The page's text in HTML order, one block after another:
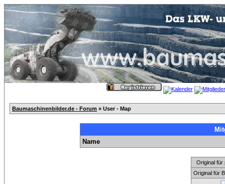
Baumaschinenbilder.de - Forum » User - Map
Name
Original für
Original für